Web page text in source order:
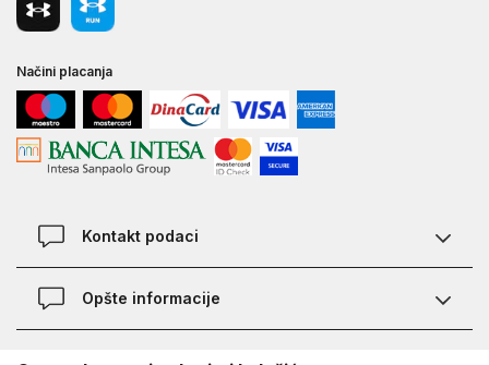
Načini placanja
Kontakt podaci
Chat
Opšte informacije
O Under Armour-u